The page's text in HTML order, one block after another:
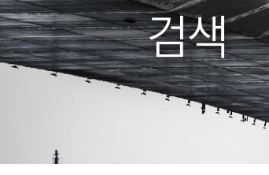
검색